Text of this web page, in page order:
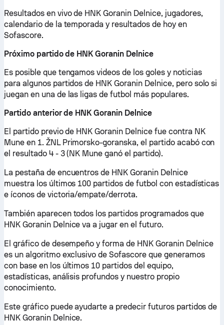
Resultados en vivo de HNK Goranin Delnice, jugadores,
calendario de la temporada y resultados de hoy en
Sofascore.
Próximo partido de HNK Goranin Delnice
Es posible que tengamos videos de los goles y noticias
para algunos partidos de HNK Goranin Delnice, pero solo si
juegan en una de las ligas de futbol más populares.
Partido anterior de HNK Goranin Delnice
El partido previo de HNK Goranin Delnice fue contra NK
Mune en 1. ŽNL Primorsko-goranska, el partido acabó con
el resultado 4 - 3 (NK Mune ganó el partido).
La pestaña de encuentros de HNK Goranin Delnice
muestra los últimos 100 partidos de futbol con estadísticas
e íconos de victoria/empate/derrota.
También aparecen todos los partidos programados que
HNK Goranin Delnice va a jugar en el futuro.
El gráfico de desempeño y forma de HNK Goranin Delnice
es un algoritmo exclusivo de Sofascore que generamos
con base en los últimos 10 partidos del equipo,
estadísticas, análisis profundos y nuestro propio
conocimiento.
Este gráfico puede ayudarte a predecir futuros partidos de
HNK Goranin Delnice.